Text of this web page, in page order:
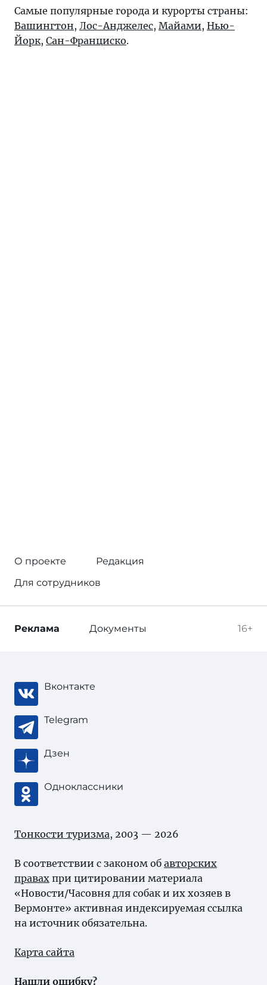
Самые популярные города и курорты страны:
Вашингтон, Лос-Анджелес, Майами, Нью-
Йорк, Сан-Франциско.
О проекте
Редакция
Для сотрудников
16+
Реклама Документы
Вконтакте
Telegram
Дзен
Одноклассники
Тонкости туризма, 2003 — 2026
В соответствии с законом об авторских
правах при цитировании материала
«Новости/Часовня для собак и их хозяев в
Вермонте» активная индексируемая ссылка
на источник обязательна.
Карта сайта
Нашли ошибку?